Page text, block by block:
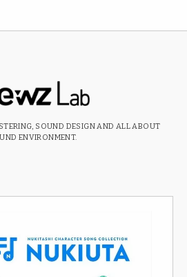
SOUND DESIGN AND ALL ABOUT
ENVIRONMENT.